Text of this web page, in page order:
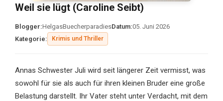
Weil sie lügt (Caroline Seibt)
Blogger:HelgasBuecherparadiesDatum:05. Juni 2026
Kategorie:
Krimis und Thriller
Annas Schwester Juli wird seit längerer Zeit vermisst, was
sowohl für sie als auch für ihren kleinen Bruder eine große
Belastung darstellt. Ihr Vater steht unter Verdacht, mit dem